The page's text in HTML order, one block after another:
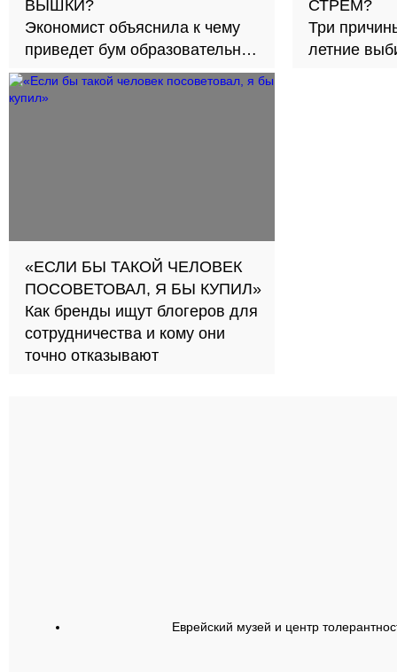
ВЫШКИ?
Экономист объяснила к чему
приведет бум образовательных
займов в стране
СТРЕМ?
Три
летние
«ЕСЛИ БЫ ТАКОЙ ЧЕЛОВЕК
ПОСОВЕТОВАЛ, Я БЫ КУПИЛ»
Как бренды ищут блогеров для
сотрудничества и кому они
точно отказывают
Еврейский музей и центр